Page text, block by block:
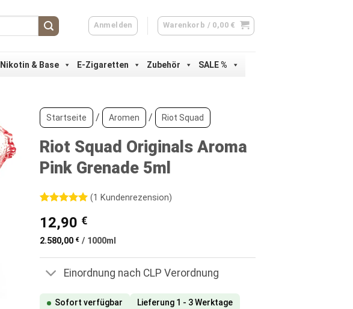
Anmelden Warenkorb / 0,00 €
Nikotin & Base E-Zigaretten Zubehör SALE %
Startseite / Aromen / Riot Squad
Riot Squad Originals Aroma
Pink Grenade 5ml
mit von
5, basierend
auf
(1 Kundenrezension)
12,90 €
2.580,00 €/ 1000ml
Einordnung nach CLP Verordnung
Sofort verfügbar Lieferung 1 - 3 Werktage